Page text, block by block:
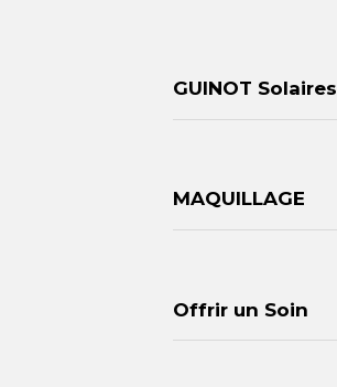
GUINOT Solaires
MAQUILLAGE
Offrir un Soin